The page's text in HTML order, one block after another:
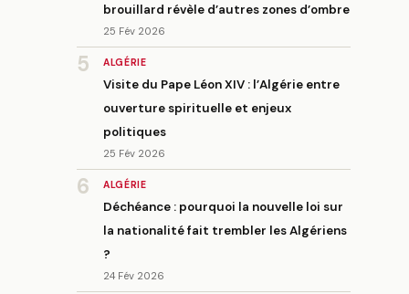
brouillard révèle d’autres zones d’ombre
25 Fév 2026
5 ALGÉRIE
Visite du Pape Léon XIV : l’Algérie entre
ouverture spirituelle et enjeux
politiques
25 Fév 2026
6 ALGÉRIE
Déchéance : pourquoi la nouvelle loi sur
la nationalité fait trembler les Algériens
?
24 Fév 2026